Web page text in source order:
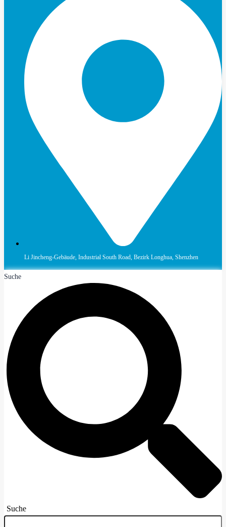
Li Jincheng-Gebäude, Industrial South Road, Bezirk Longhua, Shenzhen
Suche
Suche